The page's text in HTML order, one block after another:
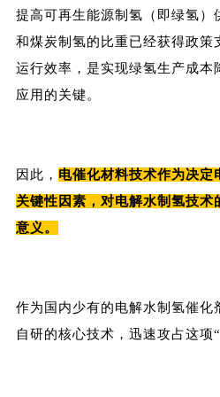
提高可再生能源制氢（即绿氢）
和煤炭制氢的比重已经获得政策
运行效率 ，是实现绿氢生产成
应用的关键。
因此 ， 电催化材料技术作为决定
关键性因素，对电解水制氢技术
意义。
作为国内少有的电解水制氢催化
自研的核心技术，迅速攻占这项